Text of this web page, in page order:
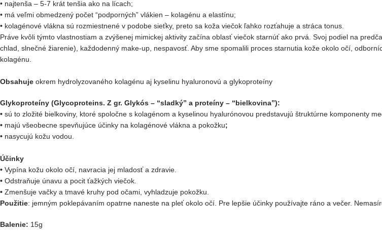
• najtenša – 5-7 krát tenšia ako na lícach;
• má veľmi obmedzený počet “podporných” vlákien – kolagénu a elastínu;
• kolagénové vlákna sú rozmiestnené v podobe sieťky, preto sa koža viečok ľahko rozťahuje a stráca tonus.
Práve kvôli týmto vlastnostiam a zvýšenej mimickej aktivity začína oblasť viečok starnúť ako prvá. Svoj podiel na
chlad, slnečné žiarenie), každodenný make-up, nespavosť. Aby sme spomalili proces starnutia kože okolo očí,
kolagénu.
Obsahuje okrem hydrolyzovaného kolagénu aj kyselinu hyaluronovú a glykoproteíny
Glykoproteíny (Glycoproteins. Z gr. Glykós – “sladký” a proteíny – “bielkovina”):
• sú to zložité bielkoviny, ktoré spoločne s kolagénom a kyselinou hyalurónovou predstavujú štruktúrne komponenty
• majú všeobecne spevňujúce účinky na kolagénové vlákna a pokožku;
• nasycujú kožu vodou.
Účinky
• Vypína kožu okolo očí, navracia jej mladosť a zdravie.
• Odstraňuje únavu a pocit ťažkých viečok.
• Zmenšuje vačky a tmavé kruhy pod očami vyhladzuje pokožku
Použitie: jemným poklepávaním opatrne naneste na pleť okolo očí Pre lepšie účinky používajte ráno a večer.
Balenie: 15g